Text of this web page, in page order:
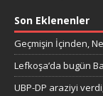
Son Eklenenler
Geçmişin İçinden,
Lefkoşa’da bugün
UBP-DP araziyi